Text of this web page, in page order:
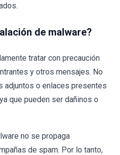
de malware?
tratar con precaución
y otros mensajes. No
adjuntos o enlaces presentes
que pueden ser dañinos o
no se propaga
de spam. Por lo tanto,